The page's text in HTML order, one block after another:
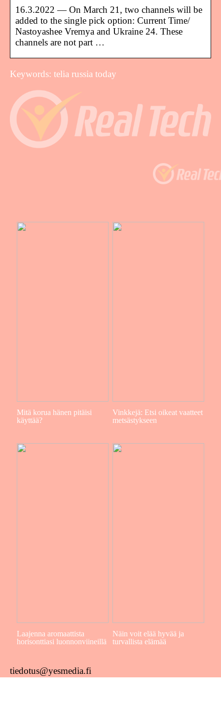
16.3.2022 — On March 21, two channels will be
added to the single pick option: Current Time/
Nastoyashee Vremya and Ukraine 24. These
channels are not part …
Keywords: telia russia today
Mitä korua hänen pitäisi
käyttää?
Vinkkejä: Etsi oikeat vaatteet
metsästykseen
Laajenna aromaattista
horisonttiasi luonnonviineillä
Näin voit elää hyvää ja
turvallista elämää
tiedotus@yesmedia.fi